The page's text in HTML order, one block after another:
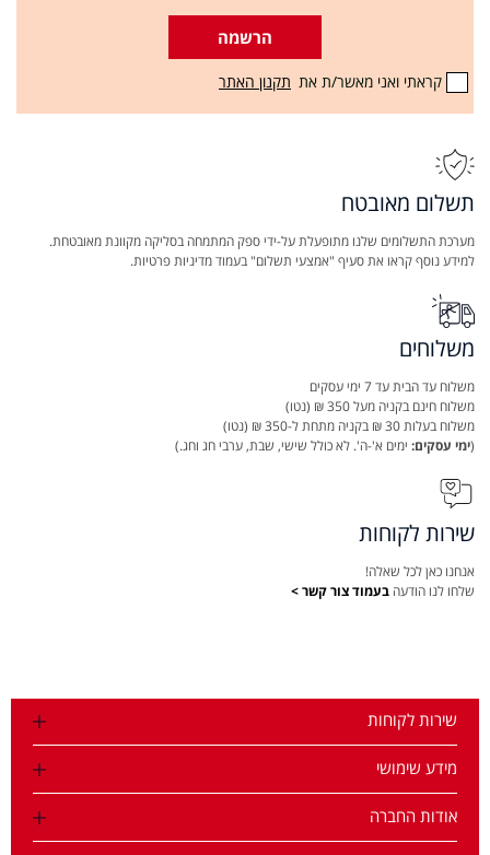
הרשמה
קראתי ואני מאשר/ת את תקנון האתר
תשלום מאובטח
מערכת התשלומים שלנו מתופעלת על-ידי ספק המתמחה בסליקה מקוונת מאובטחת.
למידע נוסף קראו את סעיף "אמצעי תשלום" בעמוד מדיניות פרטיות.
משלוחים
משלוח עד הבית עד 7 ימי עסקים
משלוח חינם בקניה מעל 350 ₪ (נטו)
משלוח בעלות 30 ₪ בקניה מתחת ל-350 ₪ (נטו)
(ימי עסקים: ימים א'-ה'. לא כולל שישי, שבת, ערבי חג וחג.)
שירות לקוחות
אנחנו כאן לכל שאלה!
שלחו לנו הודעה בעמוד צור קשר >
שירות לקוחות
מידע שימושי
אודות החברה